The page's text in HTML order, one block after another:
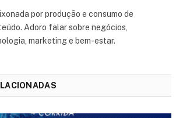
por produção e consumo de
Adoro falar sobre negócios,
marketing e bem-estar.